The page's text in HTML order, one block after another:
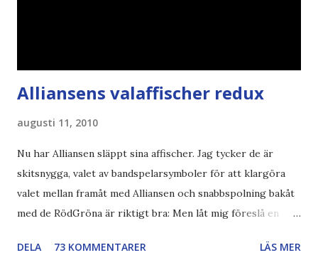
Alliansens valaffischer redux
augusti 11, 2010
Nu har Alliansen släppt sina affischer. Jag tycker de är
skitsnygga, valet av bandspelarsymboler för att klargöra
valet mellan framåt med Alliansen och snabbspolning bakåt
med de RödGröna är riktigt bra: Men låt mig föreslå en
Piratpartiet FRA-lagen Kultur Upphovsrätten //Zac,
DELA 73 KOMMENTARER LÄS MER